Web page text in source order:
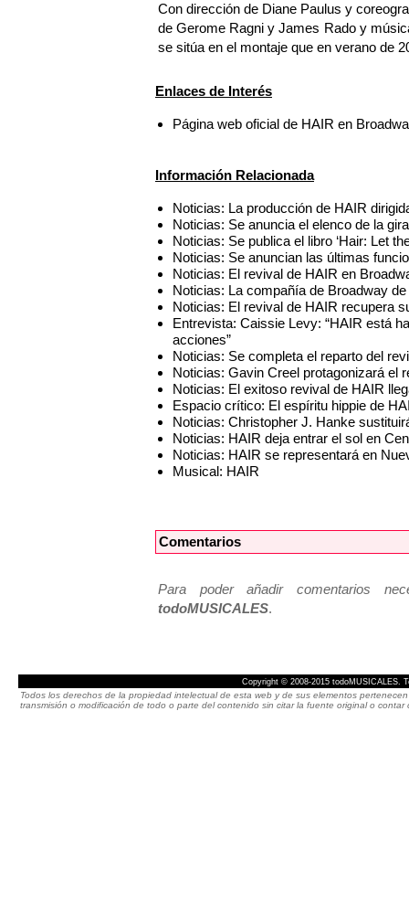
Con dirección de Diane Paulus y
de Gerome Ragni y James Rado y
se sitúa en el montaje que en verano de
Enlaces de Interés
Página web oficial de HAIR en
Información Relacionada
Noticias: La producción de HAIR
Noticias: Se anuncia el elenco de la
Noticias: Se publica el libro ‘Hair: Let
Noticias: Se anuncian las últimas
Noticias: El revival de HAIR en
Noticias: La compañía de Broadway
Noticias: El revival de HAIR recupera
Entrevista: Caissie Levy: “HAIR está
acciones”
Noticias: Se completa el reparto del
Noticias: Gavin Creel protagonizará el
Noticias: El exitoso revival de HAIR
Espacio crítico: El espíritu hippie de
Noticias: Christopher J. Hanke
Noticias: HAIR deja entrar el sol en
Noticias: HAIR se representará en
Musical: HAIR
Comentarios
Para poder añadir comentarios
todoMUSICALES.
Copyright © 2008-2015 todoMUSICALES.
Todos los derechos de la propiedad intelectual de esta web y de sus elementos
transmisión o modificación de todo o parte del contenido sin citar la fuente original o